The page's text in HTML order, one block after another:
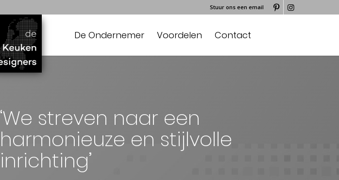
Stuur ons een email
De Ondernemer Voordelen Contact
‘We streven naar een
harmonieuze en stijlvolle
inrichting’